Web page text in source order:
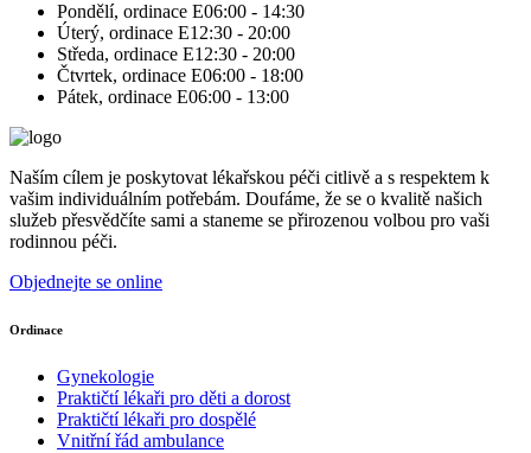
Pondělí, ordinace E06:00 - 14:30
Úterý, ordinace E12:30 - 20:00
Středa, ordinace E12:30 - 20:00
Čtvrtek, ordinace E06:00 - 18:00
Pátek, ordinace E06:00 - 13:00
Naším cílem je poskytovat lékařskou péči citlivě a s respektem k
vašim individuálním potřebám. Doufáme, že se o kvalitě našich
služeb přesvědčíte sami a staneme se přirozenou volbou pro vaši
rodinnou péči.
Objednejte se online
Ordinace
Gynekologie
Praktičtí lékaři pro děti a dorost
Praktičtí lékaři pro dospělé
Vnitřní řád ambulance